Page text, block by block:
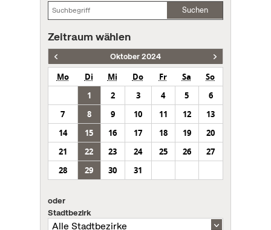
Suchen
Zeitraum wählen
Oktober 2024
Mo Di Mi Do Fr Sa
So
1
2 3 4 5
6
7
8 9 10 11 12
13
14
15 16 17 18 19
20
21
22 23 24 25 26
27
28
29 30 31
oder
Stadtbezirk